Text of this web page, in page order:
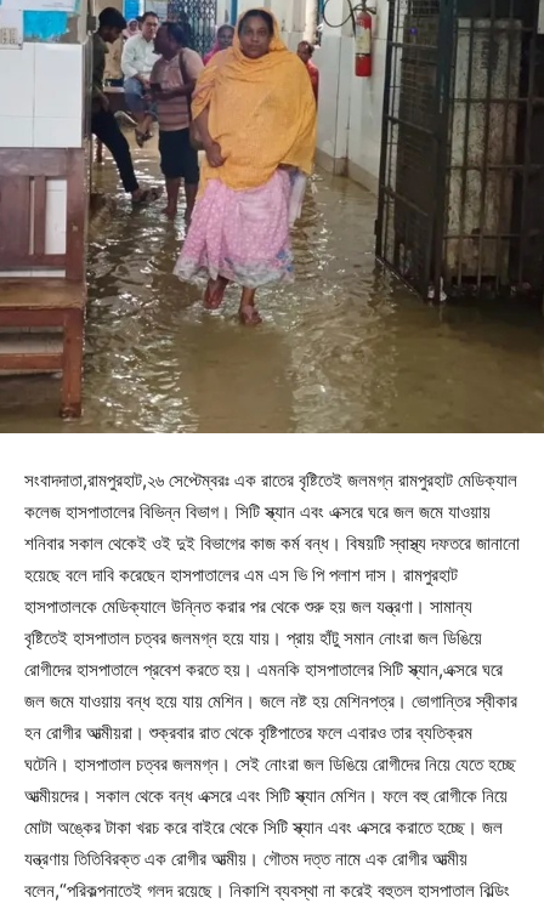
সংবাদদাতা,রামপুরহাট,২৬ সেপ্টেম্বরঃ এক রাতের বৃষ্টিতেই জলমগ্ন রামপুরহাট মেডিক্যাল
কলেজ হাসপাতালের বিভিন্ন বিভাগ। সিটি স্ক্যান এবং এক্সরে ঘরে জল জমে যাওয়ায়
শনিবার সকাল থেকেই ওই দুই বিভাগের কাজ কর্ম বন্ধ। বিষয়টি স্বাস্থ্য দফতরে জানানো
হয়েছে বলে দাবি করেছেন হাসপাতালের এম এস ভি পি পলাশ দাস। রামপুরহাট
হাসপাতালকে মেডিক্যালে উন্নিত করার পর থেকে শুরু হয় জল যন্ত্রণা। সামান্য
বৃষ্টিতেই হাসপাতাল চত্বর জলমগ্ন হয়ে যায়। প্রায় হাঁটু সমান নোংরা জল ডিঙিয়ে
রোগীদের হাসপাতালে প্রবেশ করতে হয়। এমনকি হাসপাতালের সিটি স্ক্যান,এক্সরে ঘরে
জল জমে যাওয়ায় বন্ধ হয়ে যায় মেশিন। জলে নষ্ট হয় মেশিনপত্র। ভোগান্তির স্বীকার
হন রোগীর আত্মীয়রা। শুক্রবার রাত থেকে বৃষ্টিপাতের ফলে এবারও তার ব্যতিক্রম
ঘটেনি। হাসপাতাল চত্বর জলমগ্ন। সেই নোংরা জল ডিঙিয়ে রোগীদের নিয়ে যেতে হচ্ছে
আত্মীয়দের। সকাল থেকে বন্ধ এক্সরে এবং সিটি স্ক্যান মেশিন। ফলে বহু রোগীকে নিয়ে
মোটা অঙ্কের টাকা খরচ করে বাইরে থেকে সিটি স্ক্যান এবং এক্সরে করাতে হচ্ছে। জল
যন্ত্রণায় তিতিবিরক্ত এক রোগীর আত্মীয়। গৌতম দত্ত নামে এক রোগীর আত্মীয়
বলেন,“পরিকল্পনাতেই গলদ রয়েছে। নিকাশি ব্যবস্থা না করেই বহুতল হাসপাতাল বিল্ডিং